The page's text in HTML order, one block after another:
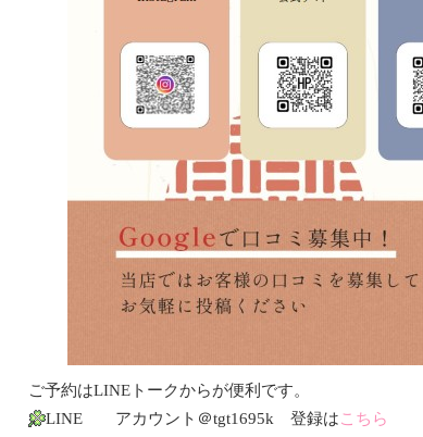
ご予約はLINEトークからが便利です。
LINE アカウント＠tgt1695k 登録はこちら